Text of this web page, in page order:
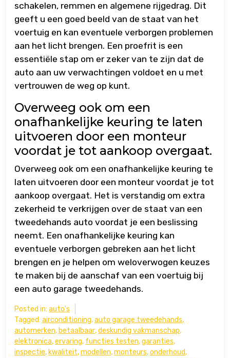
schakelen, remmen en algemene rijgedrag. Dit
geeft u een goed beeld van de staat van het
voertuig en kan eventuele verborgen problemen
aan het licht brengen. Een proefrit is een
essentiële stap om er zeker van te zijn dat de
auto aan uw verwachtingen voldoet en u met
vertrouwen de weg op kunt.
Overweeg ook om een
onafhankelijke keuring te laten
uitvoeren door een monteur
voordat je tot aankoop overgaat.
Overweeg ook om een onafhankelijke keuring te
laten uitvoeren door een monteur voordat je tot
aankoop overgaat. Het is verstandig om extra
zekerheid te verkrijgen over de staat van een
tweedehands auto voordat je een beslissing
neemt. Een onafhankelijke keuring kan
eventuele verborgen gebreken aan het licht
brengen en je helpen om weloverwogen keuzes
te maken bij de aanschaf van een voertuig bij
een auto garage tweedehands.
Posted in: auto's
Tagged: airconditioning,auto garage tweedehands,
automerken, betaalbaar,deskundig vakmanschap,
elektronica,ervaring, functies testen,garanties,
inspectie, kwaliteit,modellen,monteurs,onderhoud,